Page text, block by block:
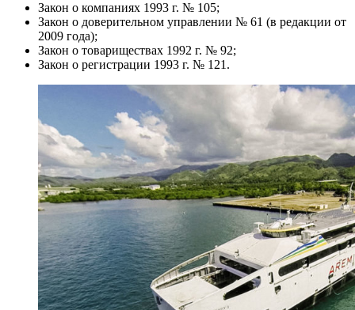
Закон о компаниях 1993 г. № 105;
Закон о доверительном управлении № 61 (в редакции от
2009 года);
Закон о товариществах 1992 г. № 92;
Закон о регистрации 1993 г. № 121.